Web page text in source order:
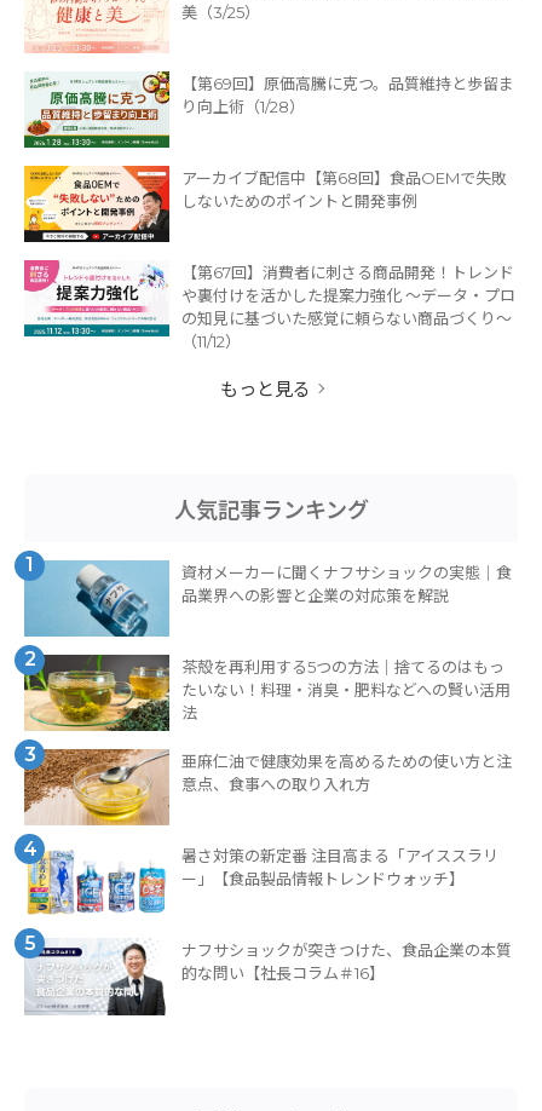
美（3/25）
【第69回】原価高騰に克つ。品質維持と歩留ま
り向上術（1/28）
アーカイブ配信中【第68回】食品OEMで失敗
しないためのポイントと開発事例
【第67回】消費者に刺さる商品開発！トレンド
や裏付けを活かした提案力強化 ～データ・プロ
の知見に基づいた感覚に頼らない商品づくり～
（11/12）
もっと見る
人気記事ランキング
1
資材メーカーに聞くナフサショックの実態｜食
品業界への影響と企業の対応策を解説
2
茶殻を再利用する5つの方法｜捨てるのはもっ
たいない！料理・消臭・肥料などへの賢い活用
法
3
亜麻仁油で健康効果を高めるための使い方と注
意点、食事への取り入れ方
4
暑さ対策の新定番 注目高まる「アイススラリ
ー」【食品製品情報トレンドウォッチ】
5
ナフサショックが突きつけた、食品企業の本質
的な問い【社長コラム＃16】